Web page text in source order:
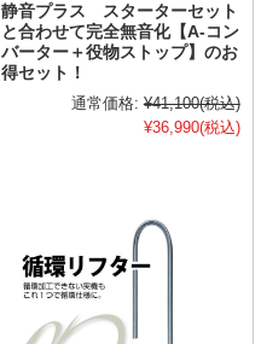
静音プラス スターターセット
と合わせて完全無音化【A-コン
バーター＋役物ストップ】のお
得セット！
通常価格: ¥41,100(税込)
¥36,990(税込)